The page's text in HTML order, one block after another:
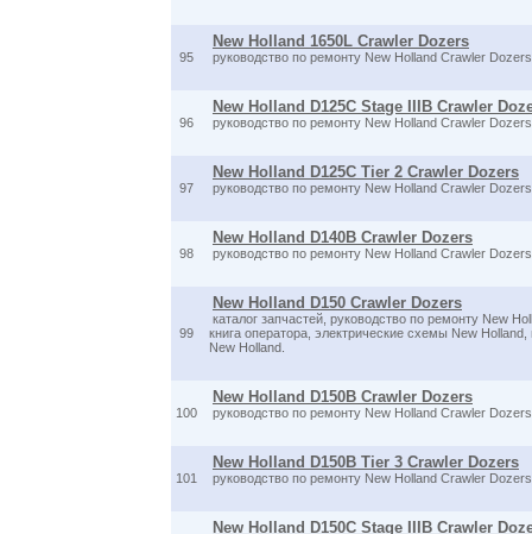
95
New Holland 1650L Crawler Dozers
руководство по ремонту New Holland Crawler
96
New Holland D125C Stage IIIB Crawler
руководство по ремонту New Holland Crawler
97
New Holland D125C Tier 2 Crawler Dozers
руководство по ремонту New Holland Crawler
98
New Holland D140B Crawler Dozers
руководство по ремонту New Holland Crawler
99
New Holland D150 Crawler Dozers
каталог запчастей, руководство по ремонту New
книга оператора, электрические схемы New
New Holland.
100
New Holland D150B Crawler Dozers
руководство по ремонту New Holland Crawler
101
New Holland D150B Tier 3 Crawler Dozers
руководство по ремонту New Holland Crawler
New Holland D150C Stage IIIB Crawler